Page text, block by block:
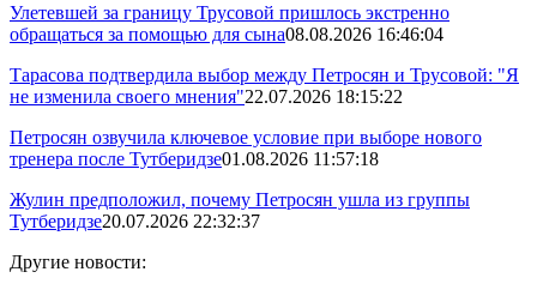
Улетевшей за границу Трусовой пришлось экстренно
обращаться за помощью для сына08.08.2026 16:46:04
Тарасова подтвердила выбор между Петросян и Трусовой: "Я
не изменила своего мнения"22.07.2026 18:15:22
Петросян озвучила ключевое условие при выборе нового
тренера после Тутберидзе01.08.2026 11:57:18
Жулин предположил, почему Петросян ушла из группы
Тутберидзе20.07.2026 22:32:37
Другие новости: